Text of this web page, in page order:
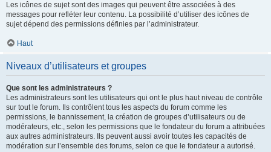
Les icônes de sujet sont des images qui peuvent être associées à des
messages pour refléter leur contenu. La possibilité d’utiliser des icônes de
sujet dépend des permissions définies par l’administrateur.
Haut
Niveaux d’utilisateurs et groupes
Que sont les administrateurs ?
Les administrateurs sont les utilisateurs qui ont le plus haut niveau de contrôle
sur tout le forum. Ils contrôlent tous les aspects du forum comme les
permissions, le bannissement, la création de groupes d’utilisateurs ou de
modérateurs, etc., selon les permissions que le fondateur du forum a attribuées
aux autres administrateurs. Ils peuvent aussi avoir toutes les capacités de
modération sur l’ensemble des forums, selon ce que le fondateur a autorisé.